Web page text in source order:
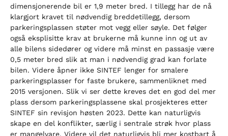
dimensjonerende bil er 1,9 meter bred. I tillegg har de nå
klargjort kravet til nødvendig breddetillegg, dersom
parkeringsplassen støter mot vegg eller søyle. Det følger
også eksplisitte krav at brukerne må kunne inn og ut av
alle bilens sidedører og videre må minst en passasje være
0,5 meter bred slik at man i nødvendig grad kan forlate
bilen. Videre åpner ikke SINTEF lenger for smalere
parkeringsplasser for faste brukere, sammenliknet med
2015 versjonen. Slik vi ser dette kreves det en god del mer
plass dersom parkeringsplassene skal prosjekteres etter
SINTEF sin revisjon høsten 2023. Dette kan naturligvis
skape en del konflikter, særlig i sentrale strøk hvor plass
er mangelvare. Videre vil det naturligvis bli mer kostbart å